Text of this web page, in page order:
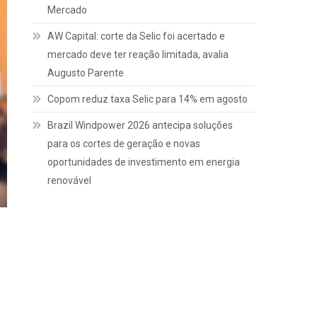
Mercado
AW Capital: corte da Selic foi acertado e
mercado deve ter reação limitada, avalia
Augusto Parente
Copom reduz taxa Selic para 14% em agosto
Brazil Windpower 2026 antecipa soluções
para os cortes de geração e novas
oportunidades de investimento em energia
renovável